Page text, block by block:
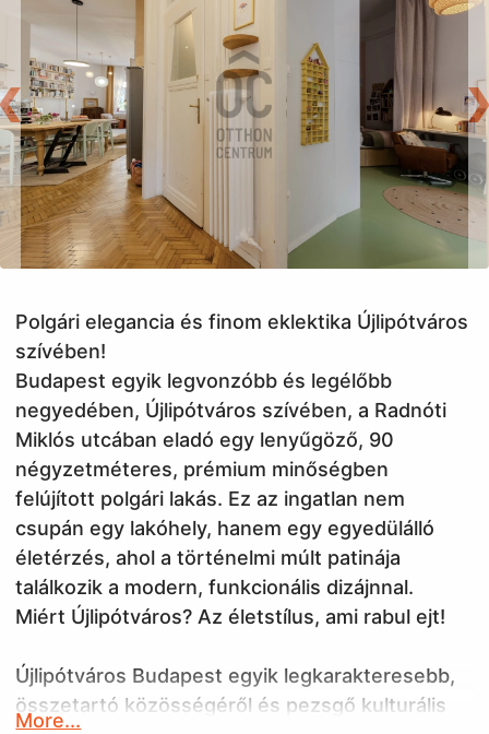
Back
Polgári elegancia és finom eklektika Újlipótváros
szívében!
Budapest egyik legvonzóbb és legélőbb
negyedében, Újlipótváros szívében, a Radnóti
Miklós utcában eladó egy lenyűgöző, 90
négyzetméteres, prémium minőségben
felújított polgári lakás. Ez az ingatlan nem
csupán egy lakóhely, hanem egy egyedülálló
életérzés, ahol a történelmi múlt patinája
találkozik a modern, funkcionális dizájnnal.
Miért Újlipótváros? Az életstílus, ami rabul ejt!
Újlipótváros Budapest egyik legkarakteresebb,
összetartó közösségéről és pezsgő kulturális
More...